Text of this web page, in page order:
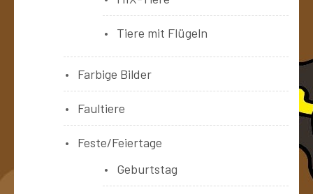
Tiere mit Flügeln
Farbige Bilder
Faultiere
Feste/Feiertage
Geburtstag